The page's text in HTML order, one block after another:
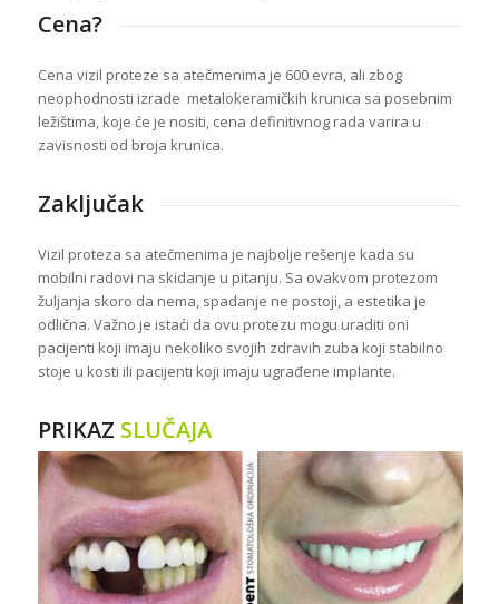
Cena?
Cena vizil proteze sa atečmenima je 600 evra, ali zbog
neophodnosti izrade metalokeramičkih krunica sa posebnim
ležištima, koje će je nositi, cena definitivnog rada varira u
zavisnosti od broja krunica.
Zaključak
Vizil proteza sa atečmenima je najbolje rešenje kada su
mobilni radovi na skidanje u pitanju. Sa ovakvom protezom
žuljanja skoro da nema, spadanje ne postoji, a estetika je
odlična. Važno je istaći da ovu protezu mogu uraditi oni
pacijenti koji imaju nekoliko svojih zdravih zuba koji stabilno
stoje u kosti ili pacijenti koji imaju ugrađene implante.
PRIKAZ SLUČAJA